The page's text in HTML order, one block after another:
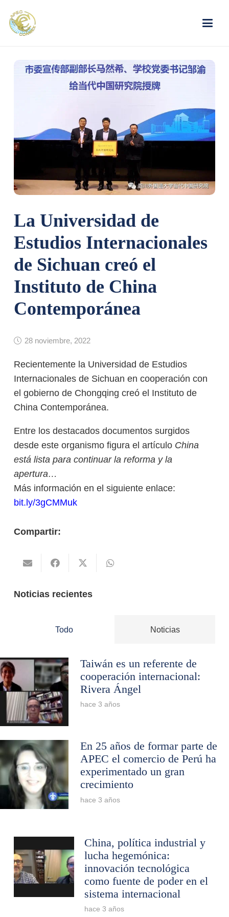
La Universidad de
Estudios Internacionales
de Sichuan creó el
Instituto de China
Contemporánea
28 noviembre, 2022
Recientemente la Universidad de Estudios
Internacionales de Sichuan en cooperación con
el gobierno de Chongqing creó el Instituto de
China Contemporánea.
Entre los destacados documentos surgidos
desde este organismo figura el artículo China
está lista para continuar la reforma y la
apertura…
Más información en el siguiente enlace:
bit.ly/3gCMMuk
Compartir:
Noticias recientes
Todo Noticias
Taiwán es un referente de
cooperación internacional:
Rivera Ángel
hace 3 años
En 25 años de formar parte de
APEC el comercio de Perú ha
experimentado un gran
crecimiento
hace 3 años
China, política industrial y
lucha hegemónica:
innovación tecnológica
como fuente de poder en el
sistema internacional
hace 3 años